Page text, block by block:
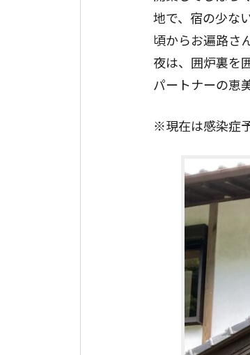
地で、宿の少な
頃からお遍路さ
夜は、囲炉裏を
パートナーの恵
※現在は感染症